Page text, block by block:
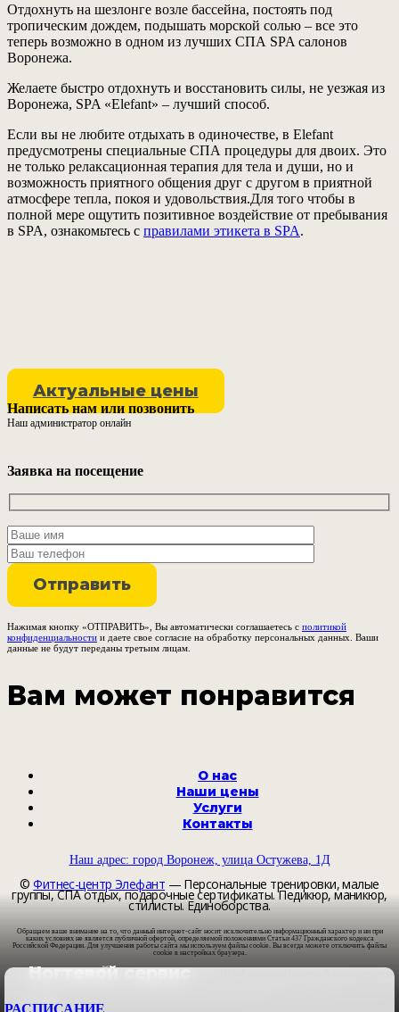
Отдохнуть на шезлонге возле бассейна, постоять под
тропическим дождем, подышать морской солью – все это
теперь возможно в одном из лучших СПА SPA салонов
Воронежа.
Желаете быстро отдохнуть и восстановить силы, не уезжая из
Воронежа, SPA «Elefant» – лучший способ.
Если вы не любите отдыхать в одиночестве, в Elefant
предусмотрены специальные СПА процедуры для двоих. Это
не только релаксационная терапия для тела и души, но и
возможность приятного общения друг с другом в приятной
атмосфере тепла, покоя и удовольствия.Для того чтобы в
полной мере ощутить позитивное воздействие от пребывания
в SPA, ознакомьтесь с правилами этикета в SPA.
Актуальные цены
Написать нам или позвонить
Наш администратор онлайн
Заявка на посещение
Нажимая кнопку «ОТПРАВИТЬ», Вы автоматически соглашаетесь с политикой
конфиденциальности и даете свое согласие на обработку персональных данных. Ваши
данные не будут переданы третьим лицам.
Вам может понравится
Солярий
Beauty
Ногтевой сервис
Beauty
О нас
Наши цены
Услуги
Контакты
Наш адрес: город Воронеж, улица Остужева, 1Д
©Фитнес-центр Элефант — Персональные тренировки, малые
группы, СПА отдых, подарочные сертификаты. Педикюр, маникюр,
стилисты. Единоборства.
Обращаем ваше внимание на то, что данный интернет-сайт носит исключительно информационный характер и ни при
каких условиях не является публичной офертой, определяемой положениями Статьи 437 Гражданского кодекса
Российской Федерации. Для улучшения работы сайта мы используем файлы cookie. Вы всегда можете отключить файлы
cookie в настройках браузера.
ИП Филатова Наталья Александровна
РАСПИСАНИЕ